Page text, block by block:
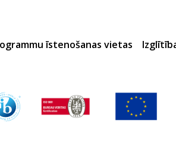
īstenošanas vietas